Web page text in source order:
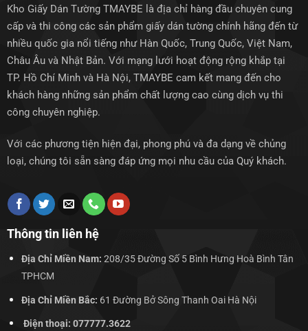
Kho Giấy Dán Tường TMAYBE là địa chỉ hàng đầu chuyên cung
cấp và thi công các sản phẩm giấy dán tường chính hãng đến từ
nhiều quốc gia nổi tiếng như Hàn Quốc, Trung Quốc, Việt Nam,
Châu Âu và Nhật Bản. Với mạng lưới hoạt động rộng khắp tại
TP. Hồ Chí Minh và Hà Nội, TMAYBE cam kết mang đến cho
khách hàng những sản phẩm chất lượng cao cùng dịch vụ thi
công chuyên nghiệp.
Với các phương tiện hiện đại, phong phú và đa dạng về chủng
loại, chúng tôi sẵn sàng đáp ứng mọi nhu cầu của Quý khách.
Thông tin liên hệ
Địa Chỉ Miền Nam: 208/35 Đường Số 5 Bình Hưng Hoà Bình Tân
TPHCM
Địa Chỉ Miền Bắc: 61 Đường Bở Sông Thanh Oai Hà Nội
Điện thoại: 077777.3622